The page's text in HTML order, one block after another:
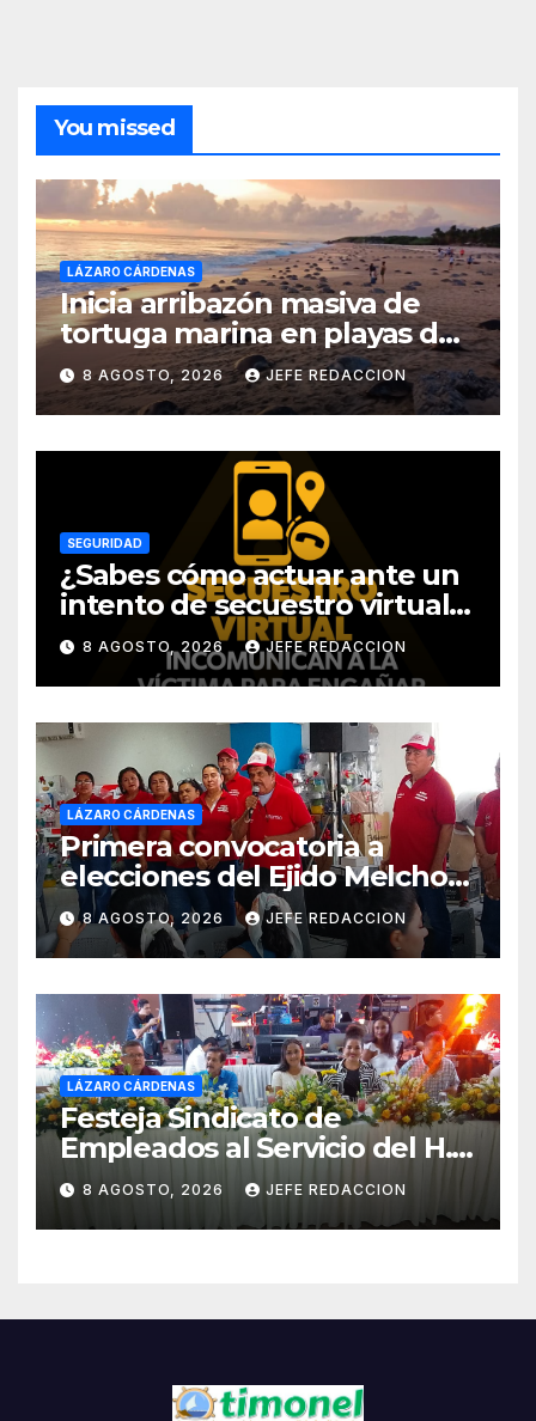
You missed
LÁZARO CÁRDENAS
Inicia arribazón masiva de
tortuga marina en playas de
Michoacán
8 AGOSTO, 2026 JEFE REDACCION
SEGURIDAD
¿Sabes cómo actuar ante un
intento de secuestro virtual?
La SSP te guía para evitarlo
8 AGOSTO, 2026 JEFE REDACCION
LÁZARO CÁRDENAS
Primera convocatoria a
elecciones del Ejido Melchor
Ocampo en Lázaro Cárdenas
el domingo
8 AGOSTO, 2026 JEFE REDACCION
LÁZARO CÁRDENAS
Festeja Sindicato de
Empleados al Servicio del H.
Ayuntamiento de LZC Día del
Empleado Municipal
8 AGOSTO, 2026 JEFE REDACCION